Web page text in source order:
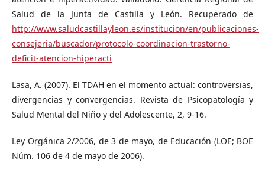
Salud de la Junta de Castilla y León. Recuperado de
http://www.saludcastillayleon.es/institucion/en/publicaciones-
consejeria/buscador/protocolo-coordinacion-trastorno-
deficit-atencion-hiperacti
Lasa, A. (2007). El TDAH en el momento actual: controversias,
divergencias y convergencias. Revista de Psicopatología y
Salud Mental del Niño y del Adolescente, 2, 9-16.
Ley Orgánica 2/2006, de 3 de mayo, de Educación (LOE; BOE
Núm. 106 de 4 de mayo de 2006).